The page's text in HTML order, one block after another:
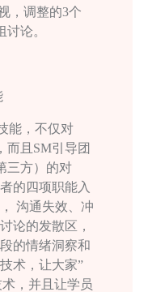
，调整的3个
论。
能，不仅对
而且 SM引导团
三方）的对
的四项职能入
沟通失效、冲
论的发散区，
的情绪洞察和
术，让大家”
，并且让学员